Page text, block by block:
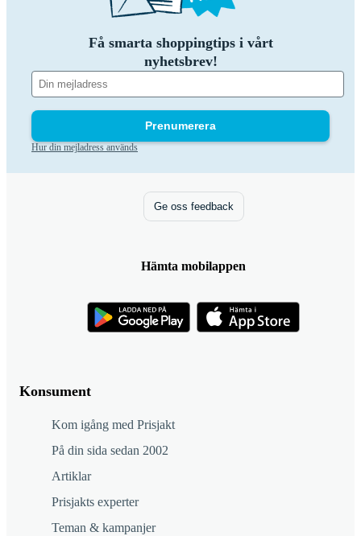
Få smarta shoppingtips i vårt
nyhetsbrev!
Prenumerera
Hur din mejladress används
Konsument
Kom igång med Prisjakt
På din sida sedan 2002
Artiklar
Prisjakts experter
Teman & kampanjer
Ge oss feedback
Hämta mobilappen